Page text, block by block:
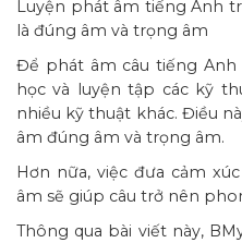
Luyện phát âm tiếng Anh
là đúng âm và trọng âm
Để phát âm câu tiếng
học và luyện tập các kỹ
nhiều kỹ thuật khác. Điều
âm đúng âm và trọng âm.
Hơn nữa, việc đưa cảm
âm sẽ giúp câu trở nên
Thông qua bài viết này,